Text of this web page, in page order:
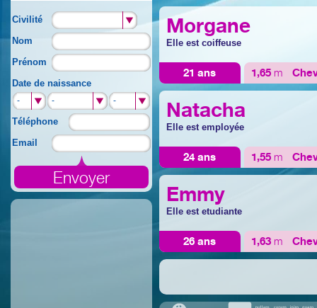
Civilité
Nom
Prénom
Date de naissance
-- -- --
Téléphone
Email
Morgane
Elle est coiffeuse
21 ans 1,65 m
Natacha
Elle est employée
24 ans 1,55 m
Emmy
Elle est etudiante
26 ans 1,63 m